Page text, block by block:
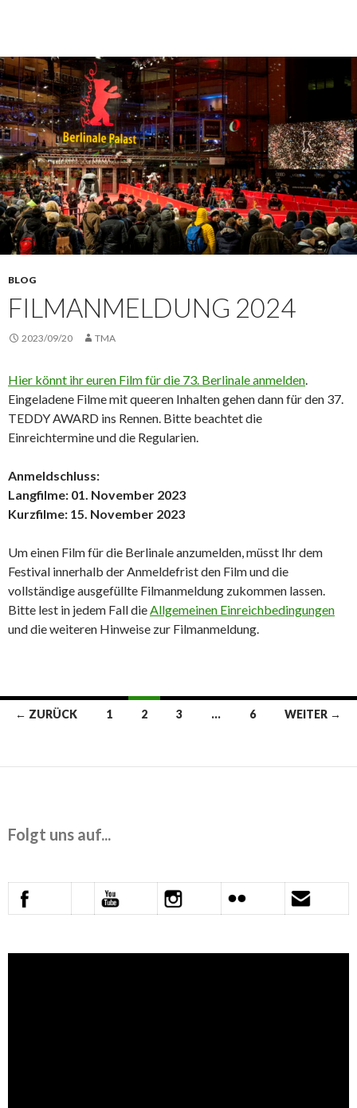
BLOG
FILMANMELDUNG 2024
2023/09/20 TMA
Hier könnt ihr euren Film für die 73. Berlinale anmelden.
Eingeladene Filme mit queeren Inhalten gehen dann für den 37.
TEDDY AWARD ins Rennen. Bitte beachtet die
Einreichtermine und die Regularien.
Anmeldschluss:
Langfilme: 01. November 2023
Kurzfilme: 15. November 2023
Um einen Film für die Berlinale anzumelden, müsst Ihr dem
Festival innerhalb der Anmeldefrist den Film und die
vollständige ausgefüllte Filmanmeldung zukommen lassen.
Bitte lest in jedem Fall dieAllgemeinen Einreichbedingungen
und die weiteren Hinweise zur Filmanmeldung.
Beitrags-
← ZURÜCK 1 2 3 … 6 WEITER →
Folgt uns auf...